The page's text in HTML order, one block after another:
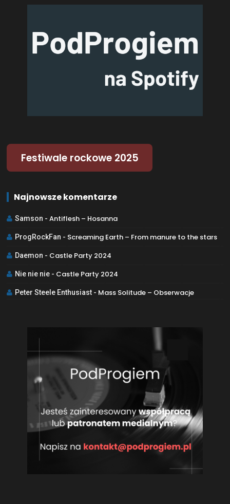
Festiwale rockowe 2025
Najnowsze komentarze
Samson -Antiflesh – Hosanna
ProgRockFan - Screaming Earth – From manure to the stars
Daemon - Castle Party 2024
Nie nie nie - Castle Party 2024
Peter Steele Enthusiast - Mass Solitude – Obserwacje